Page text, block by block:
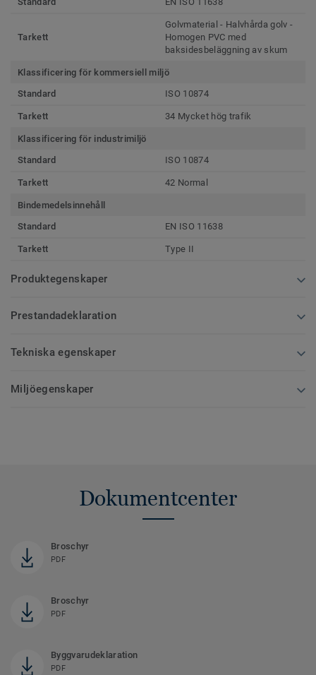
Tarkett
Golvmaterial - Halvhårda golv -
Homogen PVC med
baksidesbeläggning av skum
Klassificering för kommersiell miljö
Standard
ISO 10874
Tarkett 34 Mycket hög trafik
Klassificering för industrimiljö
Standard
ISO 10874
Tarkett 42 Normal
Bindemedelsinnehåll
Standard
EN ISO 11638
Tarkett Type II
Produktegenskaper
Prestandadeklaration
Tekniska egenskaper
Miljöegenskaper
Dokumentcenter
Broschyr
PDF
Broschyr
PDF
Byggvarudeklaration
PDF